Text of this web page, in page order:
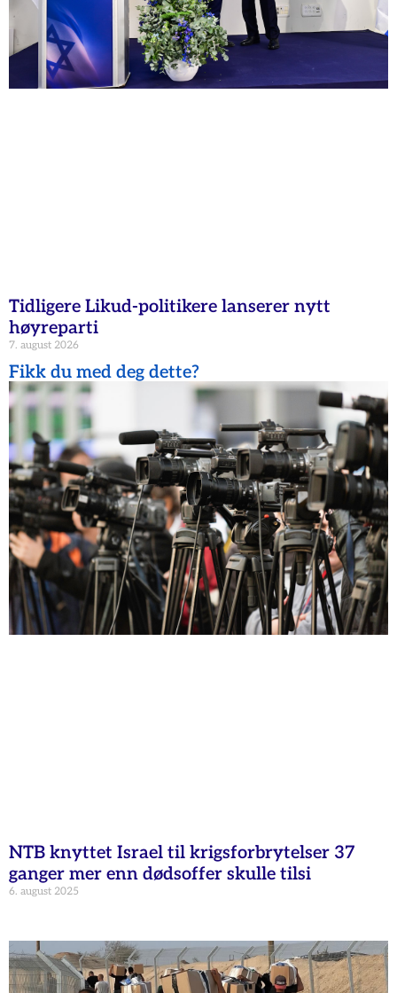
Tidligere Likud-politikere lanserer nytt
høyreparti
7. august 2026
Fikk du med deg dette?
NTB knyttet Israel til krigsforbrytelser 37
ganger mer enn dødsoffer skulle tilsi
6. august 2025